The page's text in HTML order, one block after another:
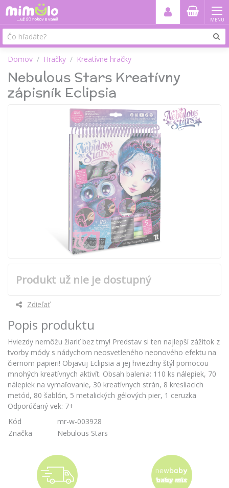
MENU
Domov Hračky Kreatívne hračky
Nebulous Stars Kreatívny
zápisník Eclipsia
Produkt už nie je dostupný
Zdieľať
Popis produktu
Hviezdy nemôžu žiariť bez tmy! Predstav si ten najlepší zážitok z
tvorby módy s nádychom neosvetleného neonového efektu na
čiernom papieri! Objavuj Eclipsia a jej hviezdny štýl pomocou
mnohých kreatívnych aktivít. Obsah balenia: 110 ks nálepiek, 70
nálepiek na vymaľovanie, 30 kreatívnych strán, 8 kresliacich
metód, 80 šablón, 5 metalických gélových pier, 1 ceruzka
Odporúčaný vek: 7+
Kód
mr-w-003928
Značka
Nebulous Stars